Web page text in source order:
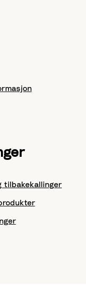
tilbakekallinger